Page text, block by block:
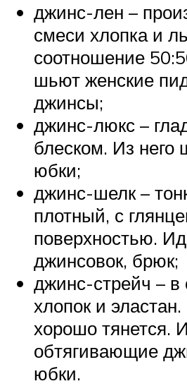
джинс-лен –
смеси хлопка и
соотношение
шьют женские
джинсы;
джинс-люкс –
блеском. Из него
юбки;
джинс-шелк –
плотный, с
поверхностью.
джинсовок, брюк;
джинс-стрейч – в
хлопок и
хорошо тянется.
обтягивающие
юбки.